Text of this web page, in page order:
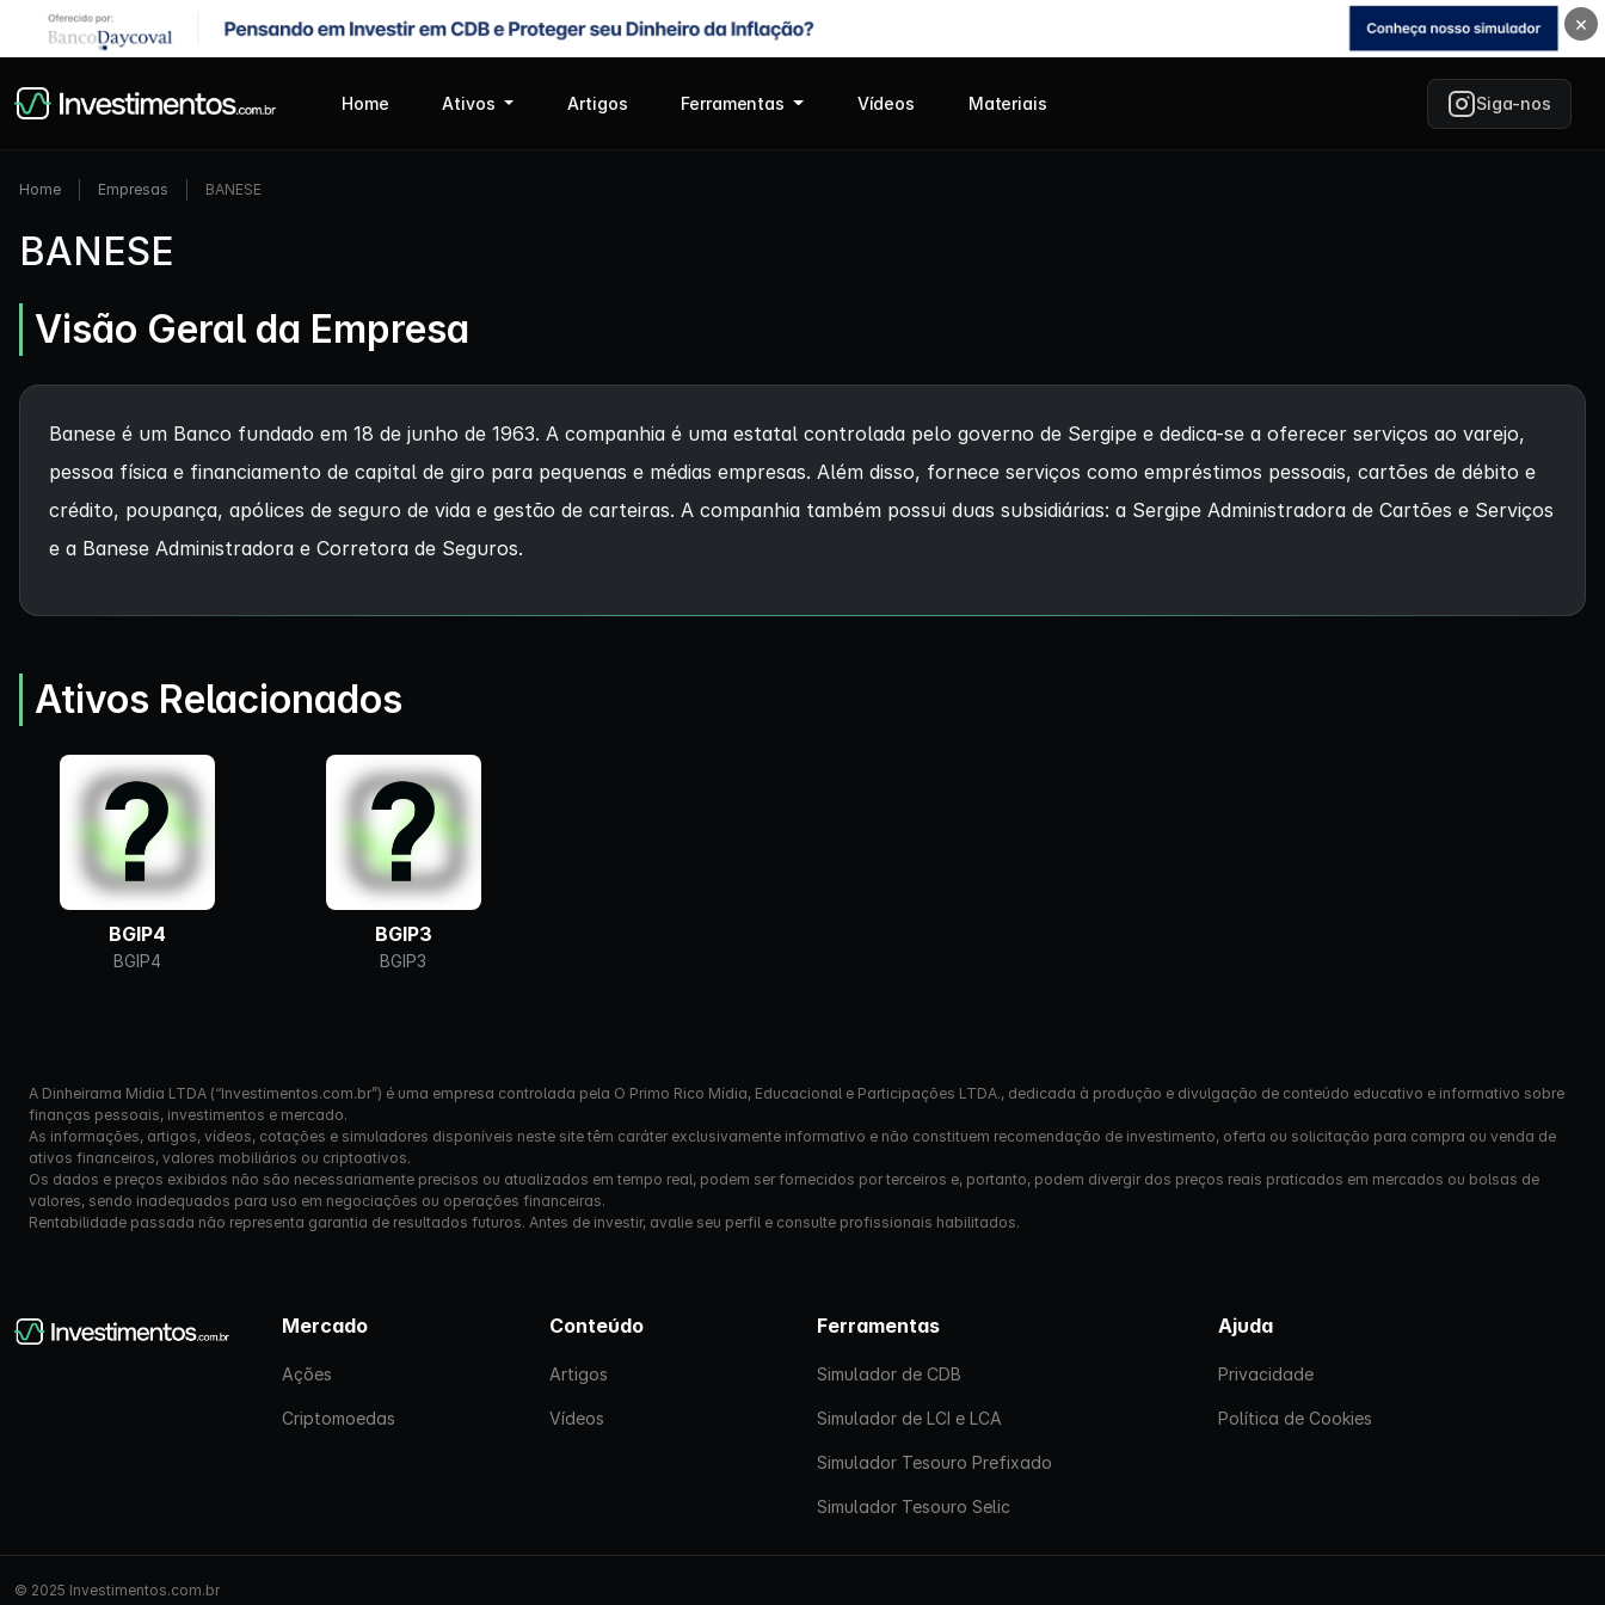
×
Home Ativos Artigos Ferramentas Vídeos Materiais Siga-nos
Home Empresas BANESE
BANESE
Visão Geral da Empresa
Banese é um Banco fundado em 18 de junho de 1963. A companhia é uma estatal controlada pelo governo de Sergipe e dedica-se a oferecer serviços ao varejo,
pessoa física e financiamento de capital de giro para pequenas e médias empresas. Além disso, fornece serviços como empréstimos pessoais, cartões de débito e
crédito, poupança, apólices de seguro de vida e gestão de carteiras. A companhia também possui duas subsidiárias: a Sergipe Administradora de Cartões e Serviços
e a Banese Administradora e Corretora de Seguros.
Ativos Relacionados
BGIP4
BGIP4
BGIP3
BGIP3
A Dinheirama Mídia LTDA (“Investimentos.com.br”) é uma empresa controlada pela O Primo Rico Mídia, Educacional e Participações LTDA., dedicada à produção e divulgação de conteúdo educativo e informativo sobre
finanças pessoais, investimentos e mercado.
As informações, artigos, vídeos, cotações e simuladores disponíveis neste site têm caráter exclusivamente informativo e não constituem recomendação de investimento, oferta ou solicitação para compra ou venda de
ativos financeiros, valores mobiliários ou criptoativos.
Os dados e preços exibidos não são necessariamente precisos ou atualizados em tempo real, podem ser fornecidos por terceiros e, portanto, podem divergir dos preços reais praticados em mercados ou bolsas de
valores, sendo inadequados para uso em negociações ou operações financeiras.
Rentabilidade passada não representa garantia de resultados futuros. Antes de investir, avalie seu perfil e consulte profissionais habilitados.
Mercado
Ações
Criptomoedas
Conteúdo
Artigos
Vídeos
Ferramentas
Simulador de CDB
Simulador de LCI e LCA
Simulador Tesouro Prefixado
Simulador Tesouro Selic
Ajuda
Privacidade
Política de Cookies
© 2025 Investimentos.com.br